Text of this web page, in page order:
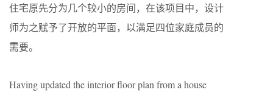
住宅原先分为几个较小的房间，在该项目中，设计
师为之赋予了开放的平面，以满足四位家庭成员的
需要。
Having updated the interior floor plan from a house